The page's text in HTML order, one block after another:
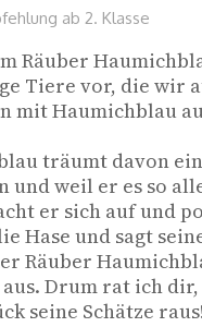
ab 2. Klasse
Räuber
Tiere vor, die wir
mit Haumichblau
träumt davon
und weil er es so
er sich auf und
Hase und sagt
Räuber
Drum rat ich
seine Schätze